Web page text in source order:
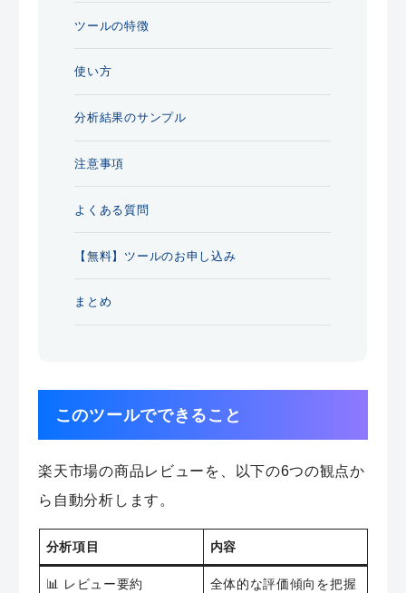
ツールの特徴
使い方
分析結果のサンプル
注意事項
よくある質問
【無料】ツールのお申し込み
まとめ
このツールでできること
楽天市場の商品レビューを、以下の6つの観点か
ら自動分析します。
分析項目 内容
📊 レビュー要約 全体的な評価傾向を把握